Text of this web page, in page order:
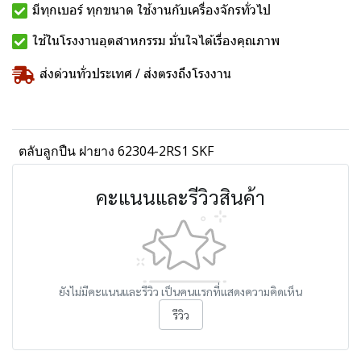
มีทุกเบอร์ ทุกขนาด ใช้งานกับเครื่องจักรทั่วไป
ใช้ในโรงงานอุตสาหกรรม มั่นใจได้เรื่องคุณภาพ
ส่งด่วนทั่วประเทศ / ส่งตรงถึงโรงงาน
ตลับลูกปืน ฝายาง 62304-2RS1 SKF
คะแนนและรีวิวสินค้า
ยังไม่มีคะแนนและรีวิว เป็นคนแรกที่แสดงความคิดเห็น
รีวิว